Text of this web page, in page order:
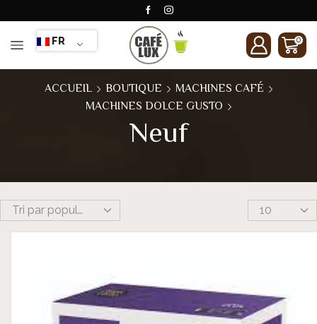
FR 0
ACCUEIL BOUTIQUE
MACHINES CAFÉ
MACHINES DOLCE GUSTO
Neuf
Products
per